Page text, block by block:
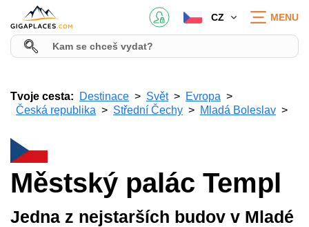
CZ MENU
Tvoje cesta: Destinace Svět
Evropa
Česká republika
Střední Čechy Mladá Boleslav
Městský palác Templ
Jedna z nejstarších budov v Mladé